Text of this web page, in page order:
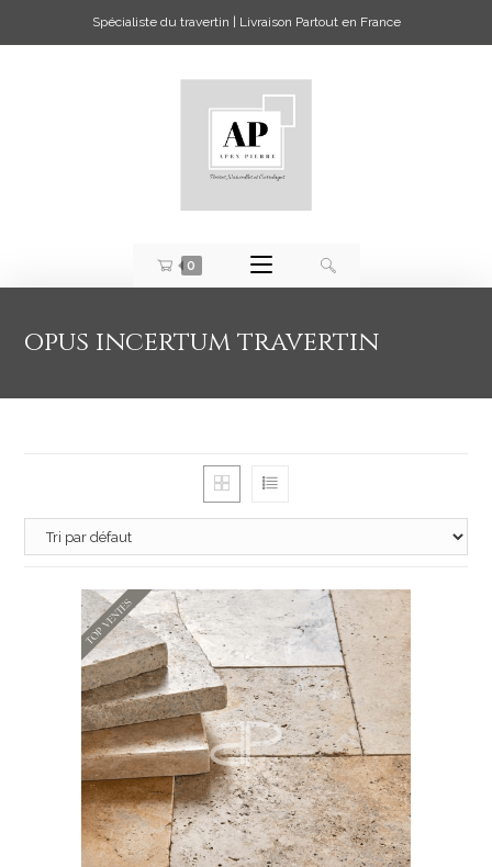
Spécialiste du travertin | Livraison Partout en France
0
opus incertum travertin